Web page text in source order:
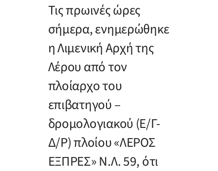
Τις πρωινές ώρες
σήμερα, ενημερώθηκε
η Λιμενική Αρχή της
Λέρου από τον
πλοίαρχο του
επιβατηγού –
δρομολογιακού (Ε/Γ-
Δ/Ρ) πλοίου «ΛΕΡΟΣ
ΕΞΠΡΕΣ» Ν.Λ. 59, ότι